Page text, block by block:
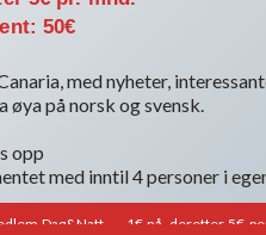
50€
med nyheter,
på norsk og svensk.
opp
med inntil 4 personer i
Dag&Natt --- 1€ nå, deretter 5€